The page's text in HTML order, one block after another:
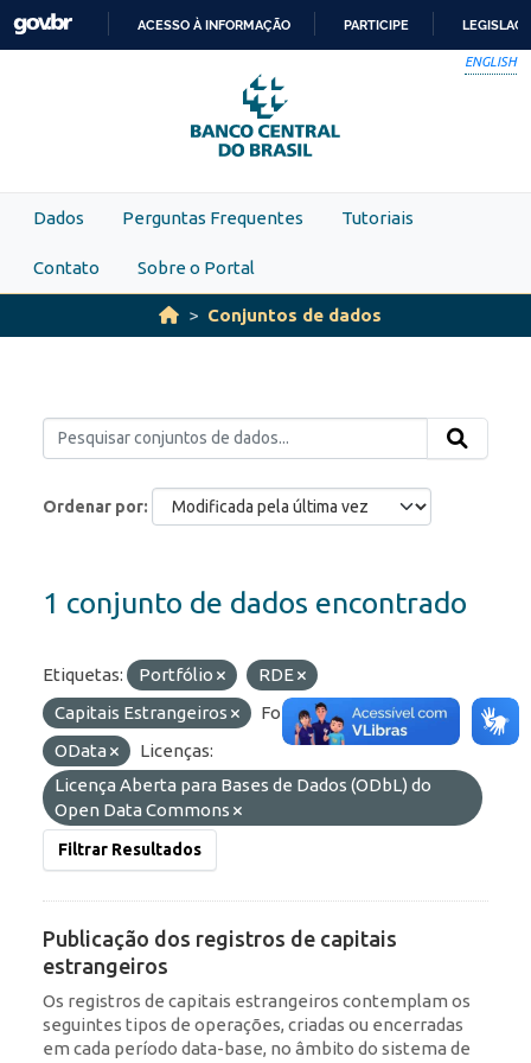
Skip to main content
PARA
O
CONTEÚDO
ACESSO À INFORMAÇÃO PARTICIPE
ENGLISH
Dados Perguntas Frequentes Tutoriais
Contato Sobre o Portal
Conjuntos de dados
Ordenar por
1 conjunto de dados encontrado
Etiquetas: Portfólio
RDE
Capitais Estrangeiros
Formatos:
API
OData
Licenças:
Licença Aberta para Bases de Dados (ODbL) do
Open Data Commons
Filtrar Resultados
Publicação dos registros de capitais
estrangeiros
Os registros de capitais estrangeiros contemplam os
seguintes tipos de operações, criadas ou encerradas
em cada período data-base, no âmbito do sistema de